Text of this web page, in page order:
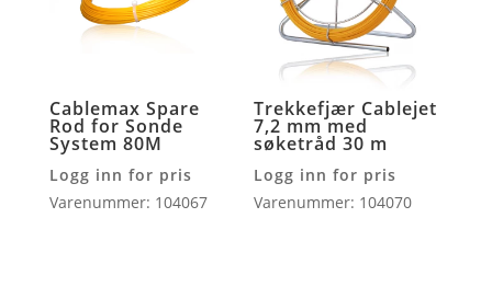
Cablemax Spare
Rod for Sonde
System 80M
Logg inn for pris
Varenummer: 104067
Trekkefjær Cablejet
7,2 mm med
søketråd 30 m
Logg inn for pris
Varenummer: 104070